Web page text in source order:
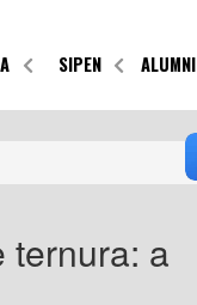
SIPEN ALUMNI
ternura: a